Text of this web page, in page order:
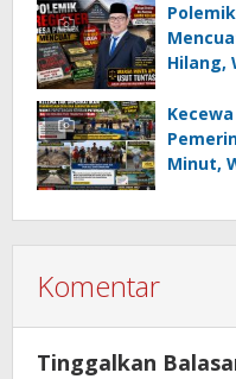
Hilang,
Kumtua
Minut,
Komentar
Tinggalkan